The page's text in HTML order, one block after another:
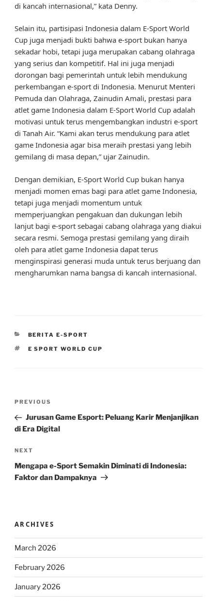
di kancah internasional,” kata Denny.
Selain itu, partisipasi Indonesia dalam E-Sport World
Cup juga menjadi bukti bahwa e-sport bukan hanya
sekadar hobi, tetapi juga merupakan cabang olahraga
yang serius dan kompetitif. Hal ini juga menjadi
dorongan bagi pemerintah untuk lebih mendukung
perkembangan e-sport di Indonesia. Menurut Menteri
Pemuda dan Olahraga, Zainudin Amali, prestasi para
atlet game Indonesia dalam E-Sport World Cup adalah
motivasi untuk terus mengembangkan industri e-sport
di Tanah Air. “Kami akan terus mendukung para atlet
game Indonesia agar bisa meraih prestasi yang lebih
gemilang di masa depan,” ujar Zainudin.
Dengan demikian, E-Sport World Cup bukan hanya
menjadi momen emas bagi para atlet game Indonesia,
tetapi juga menjadi momentum untuk
memperjuangkan pengakuan dan dukungan lebih
lanjut bagi e-sport sebagai cabang olahraga yang diakui
secara resmi. Semoga prestasi gemilang yang diraih
oleh para atlet game Indonesia dapat terus
menginspirasi generasi muda untuk terus berjuang dan
mengharumkan nama bangsa di kancah internasional.
CATEGORIES
BERITA E-SPORT
TAGS
E SPORT WORLD CUP
Previous
Post
PREVIOUS
Jurusan Game Esport: Peluang Karir Menjanjikan
di Era Digital
Next
Post
NEXT
Mengapa e-Sport Semakin Diminati di Indonesia:
Faktor dan Dampaknya
ARCHIVES
March 2026
February 2026
January 2026